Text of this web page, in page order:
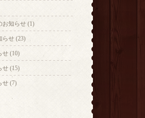
お知らせ (1)
らせ (23)
せ (10)
せ (15)
せ (7)